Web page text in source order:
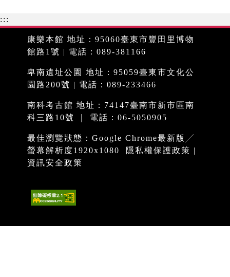
:::
康樂本館 地址：95060臺東市豐田里博物
館路1號 | 電話：089-381166
卑南遺址公園 地址：95059臺東市文化公
園路200號 | 電話：089-233466
南科考古館 地址：74147臺南市新市區南
科三路10號 ｜ 電話：06-5050905
最佳瀏覽狀態：Google Chrome最新版╱
螢幕解析度1920x1080
隱私權保護政策 |
資訊安全政策